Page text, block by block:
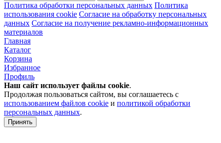
Политика обработки персональных данных Политика
использования cookie Согласие на обработку персональных
данных Согласие на получение рекламно-информационных
материалов
Главная
Каталог
Корзина
Избранное
Профиль
Наш сайт использует файлы cookie.
Продолжая пользоваться сайтом, вы соглашаетесь с
использованием файлов cookie и политикой обработки
персональных данных.
Принять